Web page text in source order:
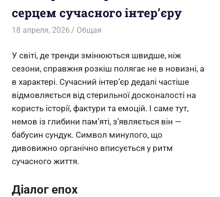
серцем сучасного інтер’єру
18 апреля, 2026 Admin-Laura
Общая
У світі, де тренди змінюються швидше, ніж
сезони, справжня розкіш полягає не в новизні, а
в характері. Сучасний інтер’єр дедалі частіше
відмовляється від стерильної досконалості на
користь історії, фактури та емоцій. І саме тут,
немов із глибини пам’яті, з’являється він —
бабусин сундук. Символ минулого, що
дивовижно органічно вписується у ритм
сучасного життя.
Діалог епох